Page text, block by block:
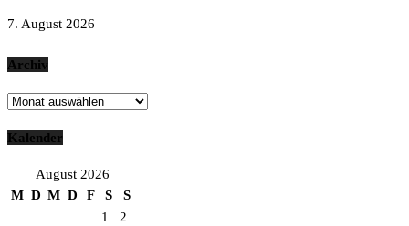
7. August 2026
Archiv
Archiv
Kalender
August 2026
M D M D F S
S
1
2